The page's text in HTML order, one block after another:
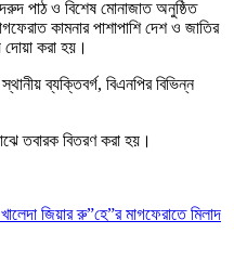
পাঠ ও বিশেষ মোনাজাত অনুষ্ঠিত
কামনার পাশাপাশি দেশ ও জাতির
দোয়া করা হয়।
ব্যক্তিবর্গ, বিএনপির বিভিন্ন
তবারক বিতরণ করা হয়।
জিয়ার রু”হে”র মাগফেরাতে মিলাদ